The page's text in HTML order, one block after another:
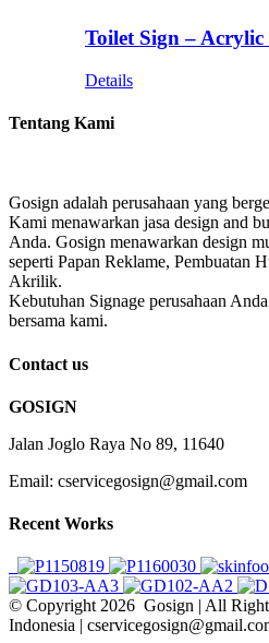
Toilet Sign –
Details
Tentang Kami
Gosign adalah perusahaan yang
Kami menawarkan jasa design and
Anda. Gosign menawarkan design
seperti Papan Reklame, Pembuatan
Akrilik.
Kebutuhan Signage perusahaan
bersama kami.
Contact us
GOSIGN
Jalan Joglo Raya No 89, 11640
Email: cservicegosign@gmail.com
Recent Works
© Copyright2026 Gosign | All
Indonesia |